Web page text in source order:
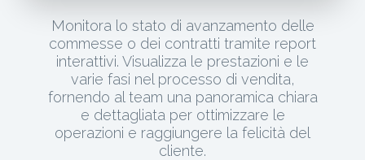
Monitora lo stato di avanzamento delle
commesse o dei contratti tramite report
interattivi. Visualizza le prestazioni e le
varie fasi nel processo di vendita,
fornendo al team una panoramica chiara
e dettagliata per ottimizzare le
operazioni e raggiungere la felicità del
cliente.